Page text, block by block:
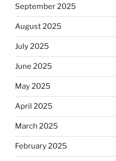
September 2025
August 2025
July 2025
June 2025
May 2025
April 2025
March 2025
February 2025